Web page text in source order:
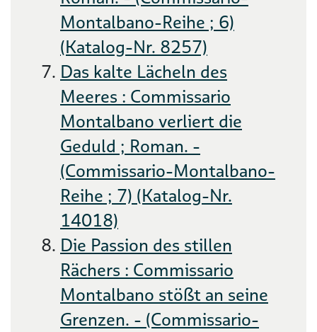
Montalbano-Reihe ; 6)
(Katalog-Nr. 8257)
Das kalte Lächeln des
Meeres : Commissario
Montalbano verliert die
Geduld ; Roman. -
(Commissario-Montalbano-
Reihe ; 7) (Katalog-Nr.
14018)
Die Passion des stillen
Rächers : Commissario
Montalbano stößt an seine
Grenzen. - (Commissario-